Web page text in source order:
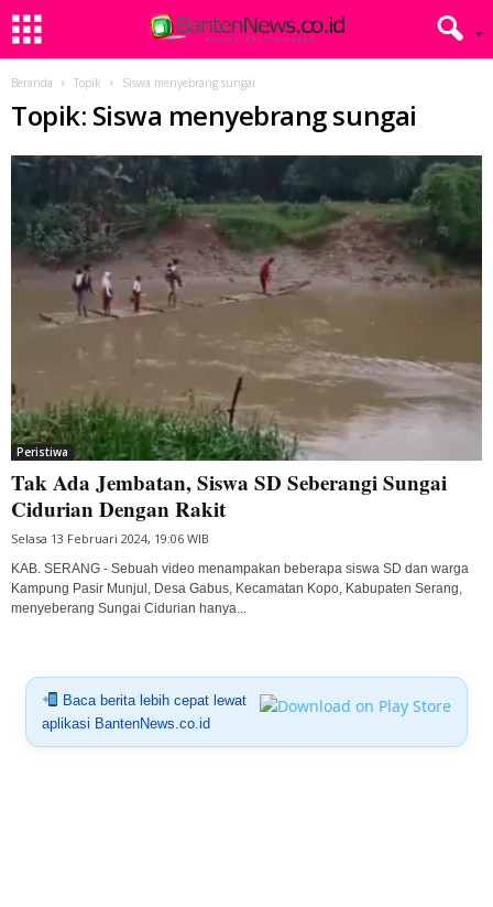
Beranda Topik Siswa menyebrang sungai
Topik: Siswa menyebrang sungai
Peristiwa
Tak Ada Jembatan, Siswa SD Seberangi Sungai
Cidurian Dengan Rakit
Selasa 13 Februari 2024, 19:06 WIB
KAB. SERANG - Sebuah video menampakan beberapa siswa SD dan warga
Kampung Pasir Munjul, Desa Gabus, Kecamatan Kopo, Kabupaten Serang,
menyeberang Sungai Cidurian hanya...
Baca berita lebih cepat lewat
aplikasi BantenNews.co.id